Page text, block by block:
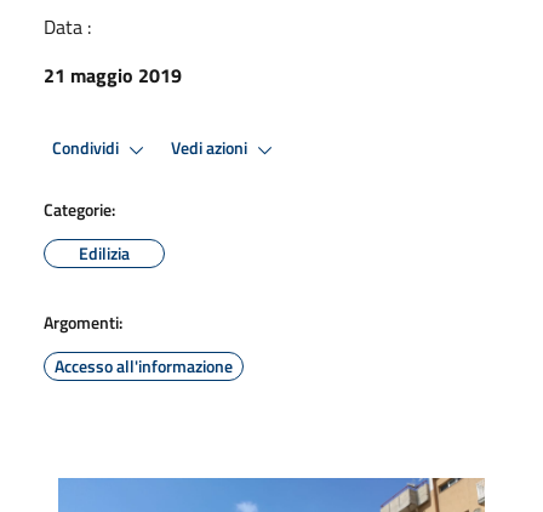
Data :
21 maggio 2019
Condividi Vedi azioni
Categorie:
Edilizia
Argomenti:
Accesso all'informazione